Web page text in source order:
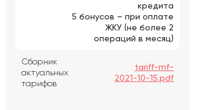
кредита
5 бонусов – при оплате
ЖКУ (не более 2
операций в месяц)
Сборник
актуальных
тарифов
tariff-mf-
2021-10-15.pdf